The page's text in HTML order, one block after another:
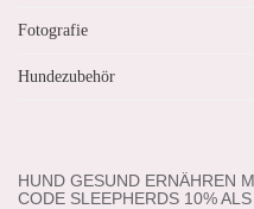
Fotografie
Hundezubehör
HUND GESUND ERNÄHREN
CODE SLEEPHERDS 10%